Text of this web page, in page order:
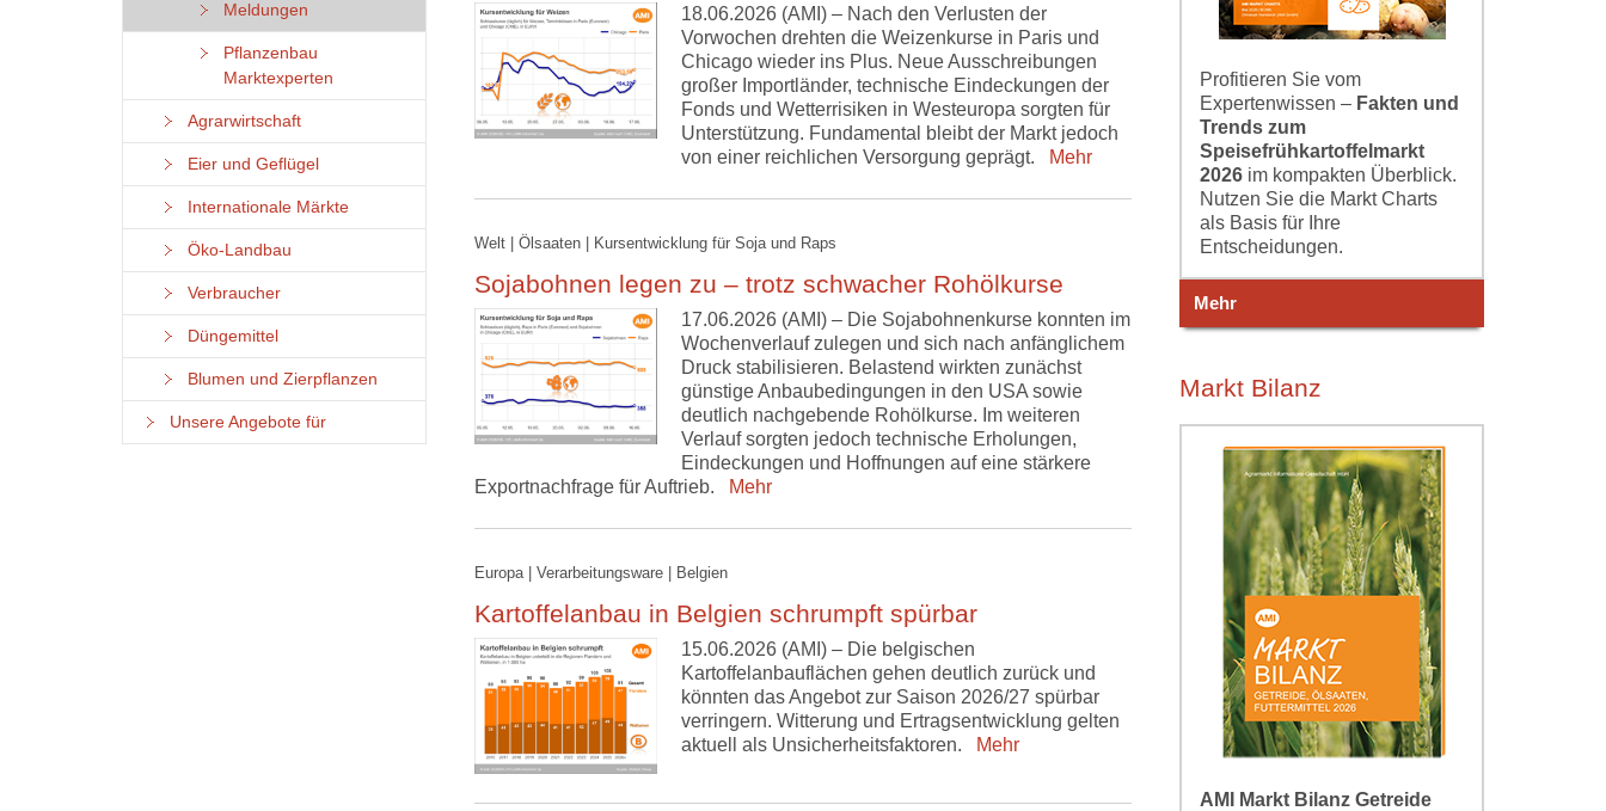
Meldungen
Pflanzenbau
Marktexperten
Agrarwirtschaft
Eier und Geflügel
Internationale Märkte
Öko-Landbau
Verbraucher
Düngemittel
Blumen und Zierpflanzen
Unsere Angebote für
18.06.2026 (AMI) – Nach den Verlusten der
Vorwochen drehten die Weizenkurse in Paris und
Chicago wieder ins Plus. Neue Ausschreibungen
großer Importländer, technische Eindeckungen der
Fonds und Wetterrisiken in Westeuropa sorgten für
Unterstützung. Fundamental bleibt der Markt jedoch
von einer reichlichen Versorgung geprägt.
Mehr
Welt | Ölsaaten | Kursentwicklung für Soja und Raps
Sojabohnen legen zu – trotz schwacher Rohölkurse
17.06.2026 (AMI) – Die Sojabohnenkurse konnten im
Wochenverlauf zulegen und sich nach anfänglichem
Druck stabilisieren. Belastend wirkten zunächst
günstige Anbaubedingungen in den USA sowie
deutlich nachgebende Rohölkurse. Im weiteren
Verlauf sorgten jedoch technische Erholungen,
Eindeckungen und Hoffnungen auf eine stärkere
Exportnachfrage für Auftrieb.
Mehr
Europa | Verarbeitungsware | Belgien
Kartoffelanbau in Belgien schrumpft spürbar
15.06.2026 (AMI) – Die belgischen
Kartoffelanbauflächen gehen deutlich zurück und
könnten das Angebot zur Saison 2026/27 spürbar
verringern. Witterung und Ertragsentwicklung gelten
aktuell als Unsicherheitsfaktoren.
Mehr
Profitieren Sie vom
Expertenwissen – Fakten und
Trends zum
Speisefrühkartoffelmarkt
2026 im kompakten Überblick.
Nutzen Sie die Markt Charts
als Basis für Ihre
Entscheidungen.
Mehr
Markt Bilanz
AMI Markt Bilanz Getreide